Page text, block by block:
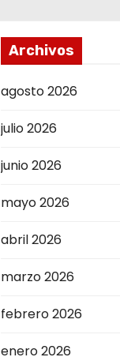
Archivos
agosto 2026
julio 2026
junio 2026
mayo 2026
abril 2026
marzo 2026
febrero 2026
enero 2026